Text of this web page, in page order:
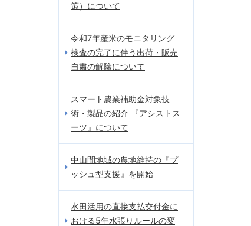
策）について
令和7年産米のモニタリング
検査の完了に伴う出荷・販売
自粛の解除について
スマート農業補助金対象技
術・製品の紹介 『アシストス
ーツ』について
中山間地域の農地維持の『プ
ッシュ型支援』を開始
水田活用の直接支払交付金に
おける5年水張りルールの変